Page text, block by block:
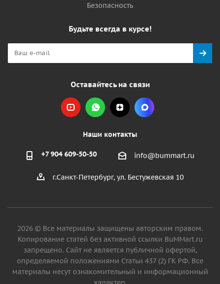
Безопасность
Будьте всегда в курсе!
Оставайтесь на связи
Наши контакты
+7 904 609-50-50 info@bummart.ru
г.Санкт-Петербург, ул. Бестужевская 10
2026 © Все материалы защищены авторским правом.
Копирование статей без активной ссылки BuMMart.ru
запрещено. Сайт не является публичной офертой,
определяемой положениями Статьи 437 (2) ГК РФ. Все
материалы несут ознакомительный и информационный